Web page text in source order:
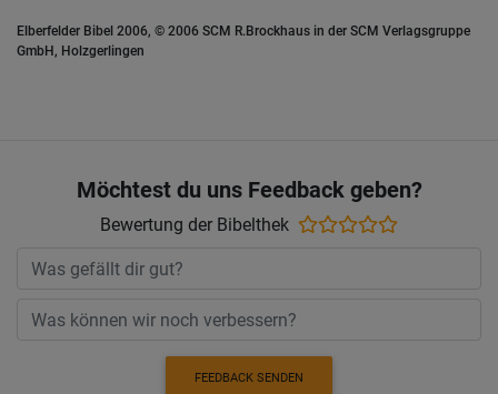
Elberfelder Bibel 2006, © 2006 SCM R.Brockhaus in der SCM Verlagsgruppe
GmbH, Holzgerlingen
Möchtest du uns Feedback geben?
Bewertung der Bibelthek
FEEDBACK SENDEN